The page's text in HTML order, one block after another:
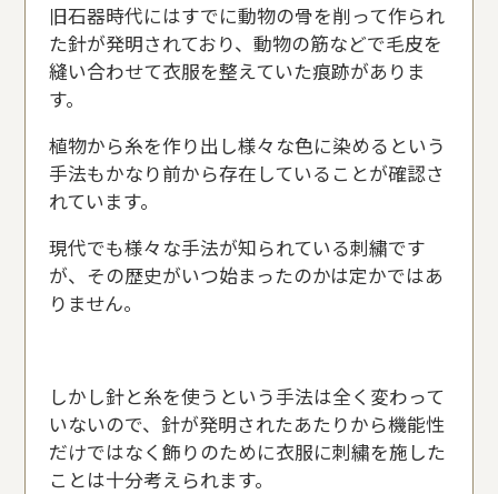
旧石器時代にはすでに動物の骨を削って作られ
た針が発明されており、動物の筋などで毛皮を
縫い合わせて衣服を整えていた痕跡がありま
す。
植物から糸を作り出し様々な色に染めるという
手法もかなり前から存在していることが確認さ
れています。
現代でも様々な手法が知られている刺繍です
が、その歴史がいつ始まったのかは定かではあ
りません。
しかし針と糸を使うという手法は全く変わって
いないので、針が発明されたあたりから機能性
だけではなく飾りのために衣服に刺繍を施した
ことは十分考えられます。